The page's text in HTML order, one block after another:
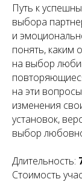
Путь к
выбора
и
понять, каким
на выбор
на эти
изменения
установок,
выбор
Длительность:
Стоимость